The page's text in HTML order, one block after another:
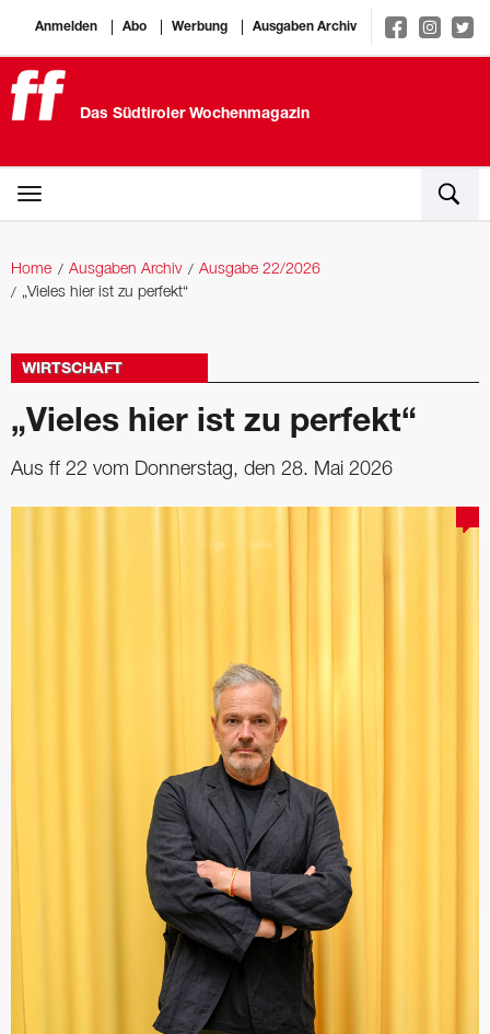
Anmelden Abo Werbung Ausgaben Archiv
Das Südtiroler Wochenmagazin
Home Ausgaben Archiv
Ausgabe 22/2026
„Vieles hier ist zu perfekt“
WIRTSCHAFT
„Vieles hier ist zu perfekt“
Aus ff 22 vom Donnerstag, den 28. Mai 2026